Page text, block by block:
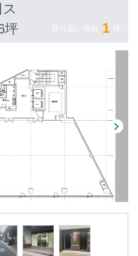
取り扱い会社 1 件